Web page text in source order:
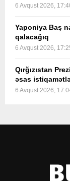
6 Avqust 2026,
Yaponiya Baş
qalacağıq
6 Avqust 2026,
Qırğızıstan
əsas
6 Avqust 2026,